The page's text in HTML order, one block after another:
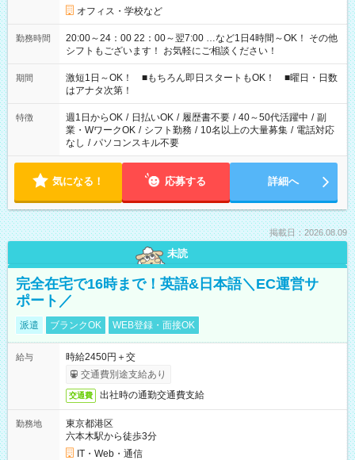
オフィス・学校など
勤務時間
20:00～24：00 22：00～翌7:00 …など1日4時間～OK！ その他
シフトもございます！ お気軽にご相談ください！
期間
激短1日～OK！ ■もちろん即日スタートもOK！ ■曜日・日数
はアナタ次第！
特徴 週1日からOK / 日払いOK / 履歴書不要 / 40～50代活躍中 / 副
業・WワークOK / シフト勤務 / 10名以上の大量募集 / 電話対応
なし / パソコンスキル不要
気になる！ 応募する 詳細へ
掲載日：2026.08.09
未読
完全在宅で16時まで！英語&日本語＼EC運営サ
ポート／
派遣 ブランクOK WEB登録・面接OK
給与
時給2450円＋交
交通費別途支給あり
交通費 出社時の通勤交通費支給
勤務地
東京都港区
六本木駅から徒歩3分
IT・Web・通信